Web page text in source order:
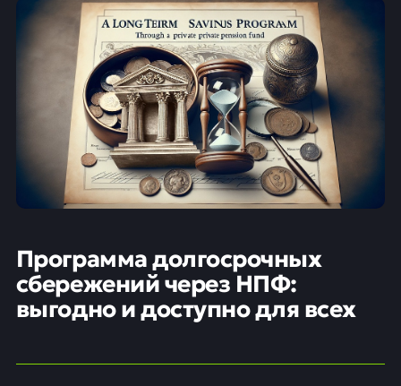
Программа долгосрочных
сбережений через НПФ:
выгодно и доступно для всех